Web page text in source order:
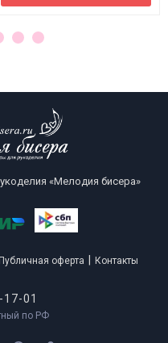
«Мелодия бисера»
Публичная оферта Контакты
01
по РФ